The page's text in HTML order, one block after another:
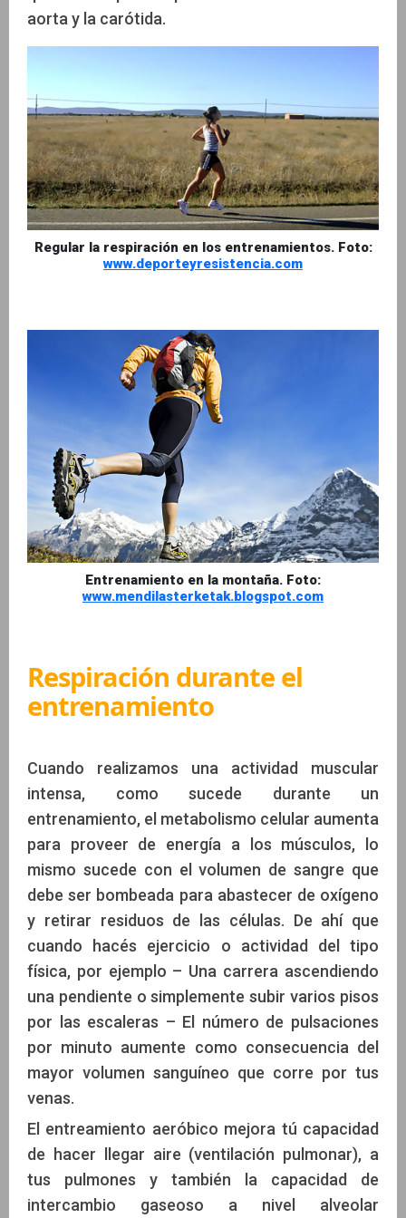
aorta y la carótida.
Regular la respiración en los entrenamientos. Foto:
www.deporteyresistencia.com
Entrenamiento en la montaña. Foto:
www.mendilasterketak.blogspot.com
Respiración durante el
entrenamiento
Cuando realizamos una actividad muscular
intensa, como sucede durante un
entrenamiento, el metabolismo celular aumenta
para proveer de energía a los músculos, lo
mismo sucede con el volumen de sangre que
debe ser bombeada para abastecer de oxígeno
y retirar residuos de las células. De ahí que
cuando hacés ejercicio o actividad del tipo
física, por ejemplo – Una carrera ascendiendo
una pendiente o simplemente subir varios pisos
por las escaleras – El número de pulsaciones
por minuto aumente como consecuencia del
mayor volumen sanguíneo que corre por tus
venas.
El entreamiento aeróbico mejora tú capacidad
de hacer llegar aire (ventilación pulmonar), a
tus pulmones y también la capacidad de
intercambio gaseoso a nivel alveolar